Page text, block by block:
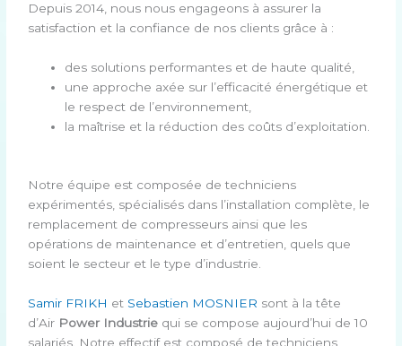
Depuis 2014, nous nous engageons à assurer la
satisfaction et la confiance de nos clients grâce à :
des solutions performantes et de haute qualité,
une approche axée sur l’efficacité énergétique et
le respect de l’environnement,
la maîtrise et la réduction des coûts d’exploitation.
Notre équipe est composée de techniciens
expérimentés, spécialisés dans l’installation complète, le
remplacement de compresseurs ainsi que les
opérations de maintenance et d’entretien, quels que
soient le secteur et le type d’industrie.
Samir FRIKH et Sebastien MOSNIER sont à la tête
d’Air Power Industrie qui se compose aujourd’hui de 10
salariés. Notre effectif est composé de techniciens